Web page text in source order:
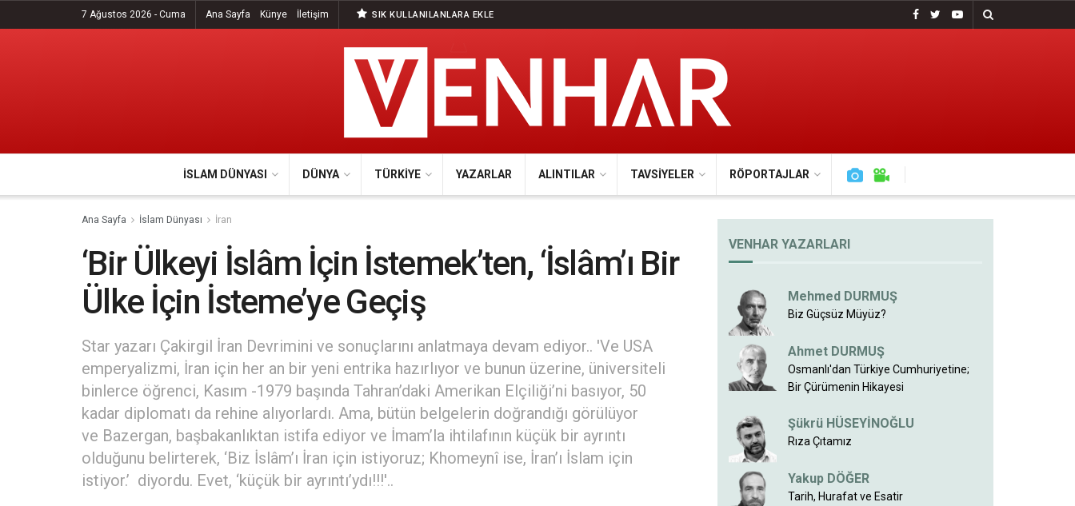
7 Ağustos 2026 - Cuma Ana Sayfa Künye İletişim SIK KULLANILANLARA EKLE
İSLAM DÜNYASI DÜNYA TÜRKIYE YAZARLAR ALINTILAR TAVSIYELER RÖPORTAJLAR
Ana Sayfa İslam Dünyası İran
‘Bir Ülkeyi İslâm İçin İstemek’ten, ‘İslâm’ı Bir
Ülke İçin İsteme’ye Geçiş
Star yazarı Çakirgil İran Devrimini ve sonuçlarını anlatmaya devam ediyor.. 'Ve USA
emperyalizmi, İran için her an bir yeni entrika hazırlıyor ve bunun üzerine, üniversiteli
binlerce öğrenci, Kasım -1979 başında Tahran’daki Amerikan Elçiliği’ni basıyor, 50
kadar diplomatı da rehine alıyorlardı. Ama, bütün belgelerin doğrandığı görülüyor
ve Bazergan, başbakanlıktan istifa ediyor ve İmam’la ihtilafının küçük bir ayrıntı
olduğunu belirterek, ‘Biz İslâm’ı İran için istiyoruz; Khomeynî ise, İran’ı İslam için
istiyor.’ diyordu. Evet, ‘küçük bir ayrıntı’ydı!!!'..
VENHAR YAZARLARI
Mehmed DURMUŞ
Biz Güçsüz Müyüz?
Ahmet DURMUŞ
Osmanlı'dan Türkiye Cumhuriyetine;
Bir Çürümenin Hikayesi
Şükrü HÜSEYİNOĞLU
Rıza Çıtamız
Yakup DÖĞER
Tarih, Hurafat ve Esatir